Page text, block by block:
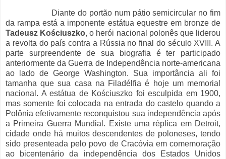
Diante do portão num pátio semicircular no fim
da rampa está a imponente estátua equestre em bronze de
Tadeusz Kościuszko, o herói nacional polonês que liderou
a revolta do país contra a Rússia no final do século XVIII. A
parte surpreendente de sua biografia é ter participado
anteriormente da Guerra de Independência norte-americana
ao lado de George Washington. Sua importância ali foi
tamanha que sua casa na Filadélfia é hoje um memorial
nacional. A estátua de Kościuszko foi esculpida em 1900,
mas somente foi colocada na entrada do castelo quando a
Polônia efetivamente reconquistou sua independência após
a Primeira Guerra Mundial. Existe uma réplica em Detroit,
cidade onde há muitos descendentes de poloneses, tendo
sido presenteada pelo povo de Cracóvia em comemoração
ao bicentenário da independência dos Estados Unidos